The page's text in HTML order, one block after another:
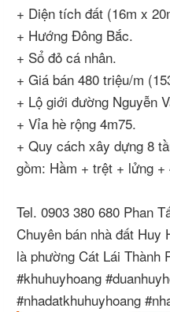
+ Diện tích đất (16m x
+ Hướng Đông Bắc.
+ Sổ đỏ cá nhân.
+ Giá bán 480 triệu/m
+ Lộ giới đường Nguyễn
+ Vỉa hè rộng 4m75.
+ Quy cách xây dựng 8
gồm: Hầm + trệt + lửng
Tel. 0903 380 680 Phan
Chuyên bán nhà đất Huy
là phường Cát Lái Thành
#khuhuyhoang
#nhadatkhuhuyhoang